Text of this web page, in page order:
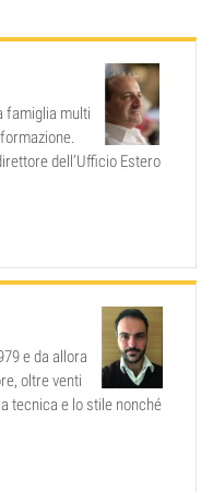
famiglia multi
dell’Ufficio Estero
e da allora
oltre venti
tecnica e lo stile nonché